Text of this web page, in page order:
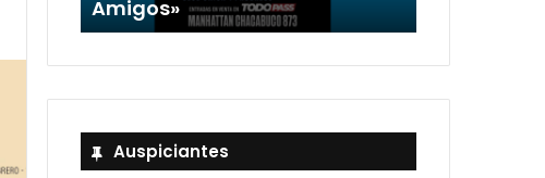
Amigos»
Auspiciantes